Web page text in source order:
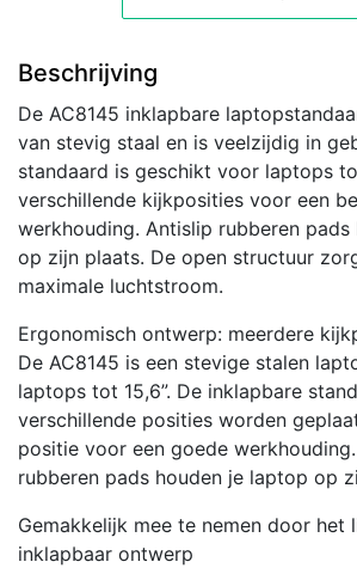
Hoogtestanden
Beschrijving
De AC8145 inklapbare
van stevig staal en is veelzijdig in
standaard is geschikt voor laptops
verschillende kijkposities voor een
werkhouding. Antislip rubberen
op zijn plaats. De open structuur
maximale luchtstroom.
Ergonomisch ontwerp: meerdere
De AC8145 is een stevige stalen
laptops tot 15,6”. De inklapbare
verschillende posities worden
positie voor een goede
rubberen pads houden je laptop op
Gemakkelijk mee te nemen door het
inklapbaar ontwerp